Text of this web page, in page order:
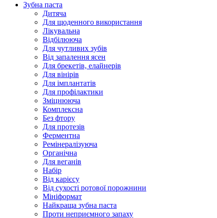
Зубна паста
Дитяча
Для щоденного використання
Лікувальна
Відбілююча
Для чутливих зубів
Від запалення ясен
Для брекетів, елайнерів
Для вінірів
Для імплантатів
Для профілактики
Зміцнююча
Комплексна
Без фтору
Для протезів
Ферментна
Ремінералізуюча
Органічна
Для веганів
Набір
Від карієсу
Від сухості ротової порожнини
Мініформат
Найкраща зубна паста
Проти неприємного запаху